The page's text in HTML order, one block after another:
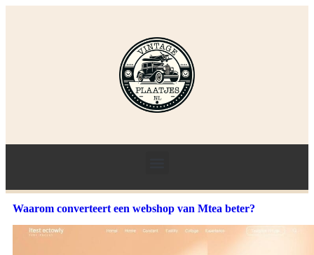
Waarom converteert een webshop van Mtea beter?